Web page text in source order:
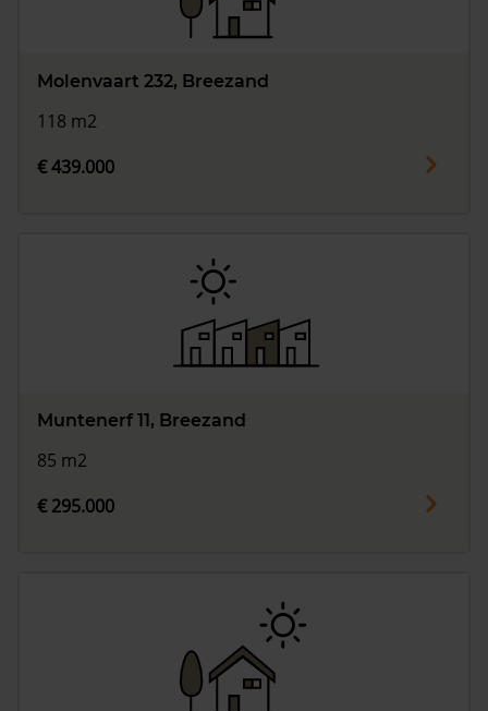
Molenvaart 232, Breezand
118 m2
€ 439.000
Muntenerf 11, Breezand
85 m2
€ 295.000